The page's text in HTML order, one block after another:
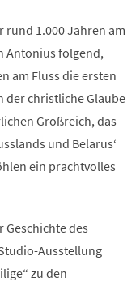
rund 1.000 Jahren am
Antonius folgend,
am Fluss die ersten
der christliche Glaube
Großreich, das
und Belarus‘
ein prachtvolles
Geschichte des
Ausstellung
zu den